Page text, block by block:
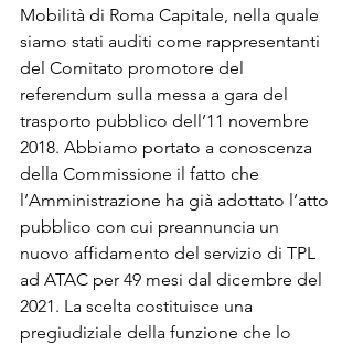
Mobilità di Roma Capitale, nella quale
siamo stati auditi come rappresentanti
del Comitato promotore del
referendum sulla messa a gara del
trasporto pubblico dell’11 novembre
2018. Abbiamo portato a conoscenza
della Commissione il fatto che
l’Amministrazione ha già adottato l’atto
pubblico con cui preannuncia un
nuovo affidamento del servizio di TPL
ad ATAC per 49 mesi dal dicembre del
2021. La scelta costituisce una
pregiudiziale della funzione che lo